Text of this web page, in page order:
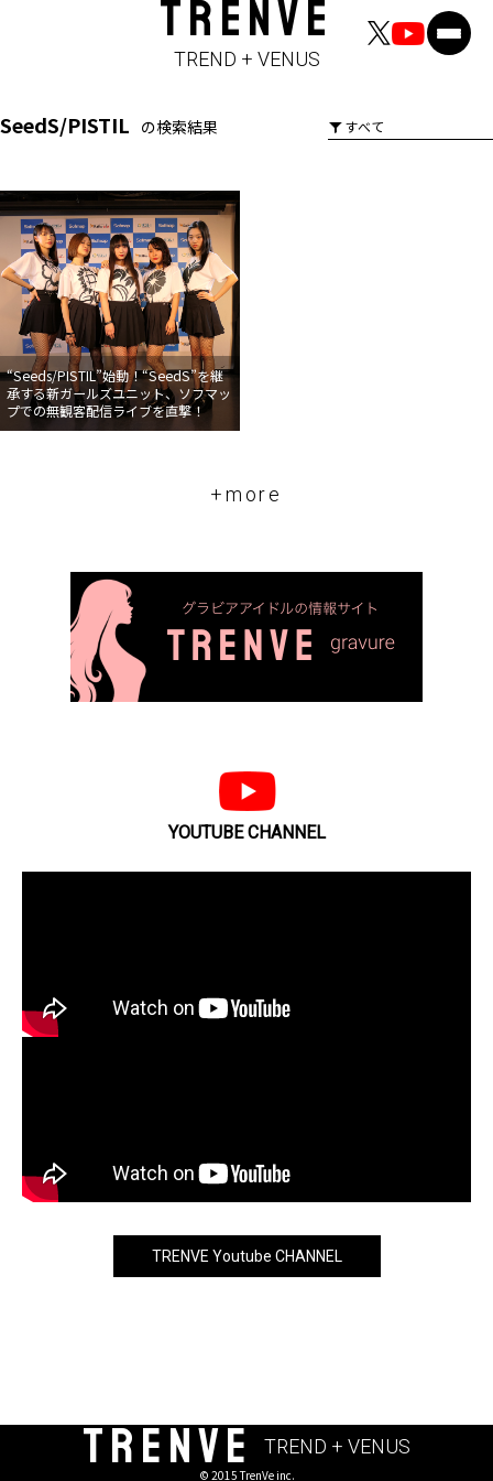
TRENVE
TREND + VENUS
SeedS/PISTIL の検索結果
“Seeds/PISTIL”始動！“SeedS”を継
承する新ガールズユニット、ソフマッ
プでの無観客配信ライブを直撃！
+more
YOUTUBE CHANNEL
TRENVE Youtube CHANNEL
TRENVE TREND + VENUS
© 2015 TrenVe inc.